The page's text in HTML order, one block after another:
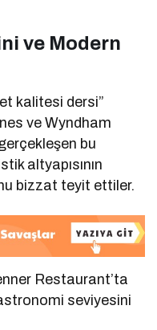
ve Modern
kalitesi dersi”
ve Wyndham
bu
altyapısının
bizzat teyit ettiler.
Restaurant’ta
seviyesini